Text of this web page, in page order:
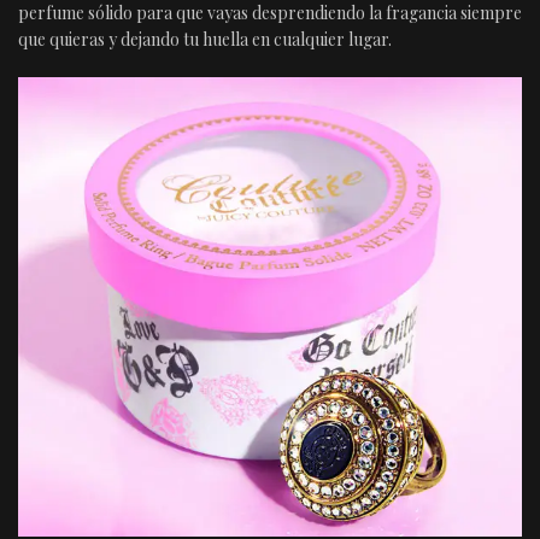
perfume sólido para que vayas desprendiendo la fragancia siempre
que quieras y dejando tu huella en cualquier lugar.